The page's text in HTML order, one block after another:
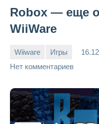
Robox — еще
WiiWare
Wiiware Игры
Нет комментариев